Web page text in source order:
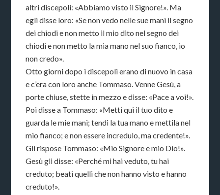
altri discepoli: «Abbiamo visto il Signore!». Ma
egli disse loro: «Se non vedo nelle sue mani il segno
dei chiodi e non metto il mio dito nel segno dei
chiodi e non metto la mia mano nel suo fianco, io
non credo».
Otto giorni dopo i discepoli erano di nuovo in casa
e c’era con loro anche Tommaso. Venne Gesù, a
porte chiuse, stette in mezzo e disse: «Pace a voi!».
Poi disse a Tommaso: «Metti qui il tuo dito e
guarda le mie mani; tendi la tua mano e mettila nel
mio fianco; e non essere incredulo, ma credente!».
Gli rispose Tommaso: «Mio Signore e mio Dio!».
Gesù gli disse: «Perché mi hai veduto, tu hai
creduto; beati quelli che non hanno visto e hanno
creduto!».